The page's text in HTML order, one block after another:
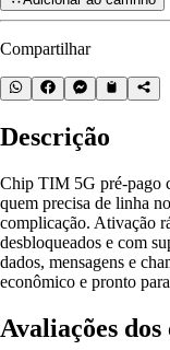
Compartilhar
Descrição
Chip TIM 5G pré-pago
quem precisa de linha
complicação. Ativação
desbloqueados e com
dados, mensagens e
econômico e pronto
Avaliações